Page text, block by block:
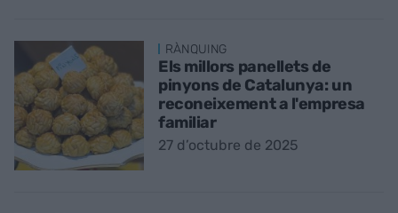
RÀNQUING
Els millors panellets de
pinyons de Catalunya: un
reconeixement a l'empresa
familiar
27 d’octubre de 2025